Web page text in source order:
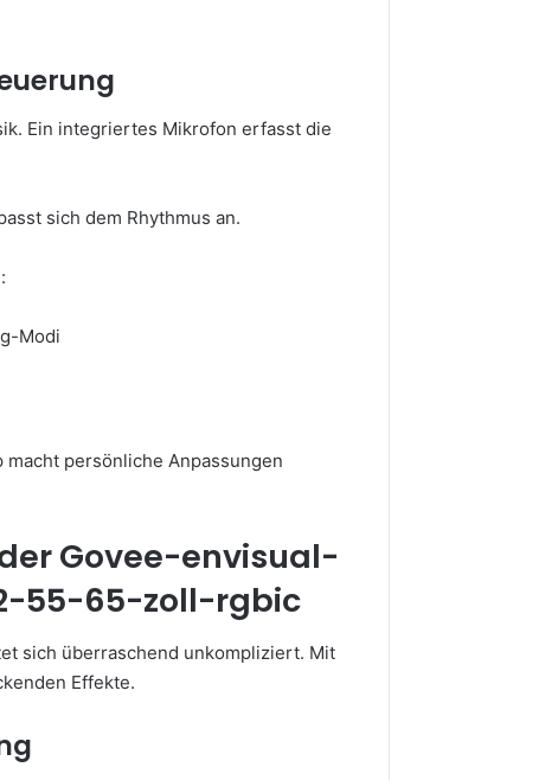
Ein integriertes Mikrofon erfasst die
sich dem Rhythmus an.
Modi
persönliche Anpassungen
Govee-envisual-
55-65-zoll-rgbic
sich überraschend unkompliziert. Mit
Effekte.